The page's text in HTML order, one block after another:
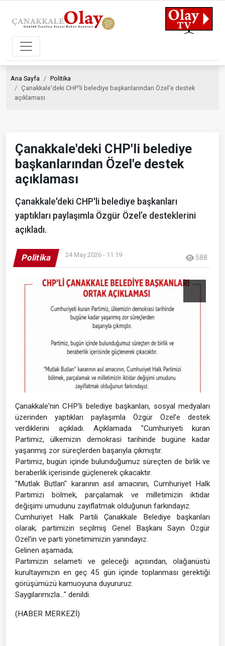
Ana Sayfa
Politika
Çanakkale'deki CHP'li belediye başkanlarından Özel'e destek
açıklaması
Çanakkale'deki CHP'li belediye
başkanlarından Özel'e destek
açıklaması
Çanakkale'deki CHP'li belediye başkanları
yaptıkları paylaşımla Özgür Özel’e desteklerini
açıkladı.
Politika 24 May 2026 - 11:19 588
Çanakkale'nin CHP'li belediye başkanları, sosyal medyaları
üzerinden yaptıkları paylaşımla Özgür Özel'e destek
verdiklerini açıkladı. Açıklamada "Cumhuriyeti kuran
Partimiz, ülkemizin demokrasi tarihinde bugüne kadar
yaşanmış zor süreçlerden başarıyla çıkmıştır.
Partimiz, bugün içinde bulunduğumuz süreçten de birlik ve
beraberlik içerisinde güçlenerek çıkacaktır.
"Mutlak Butlan" kararının asıl amacının, Cumhuriyet Halk
Partimizi bölmek, parçalamak ve milletimizin iktidar
değişimi umudunu zayıflatmak olduğunun farkındayız.
Cumhuriyet Halk Partili Çanakkale Belediye başkanları
olarak; partimizin seçilmiş Genel Başkanı Sayın Özgür
Özel'in ve parti yönetimimizin yanındayız.
Gelinen aşamada;
Partimizin selameti ve geleceği açısından, olağanüstü
kurultayımızın en geç 45 gün içinde toplanması gerektiği
görüşümüzü kamuoyuna duyururuz.
Saygılarımızla..." denildi.
(HABER MERKEZİ)